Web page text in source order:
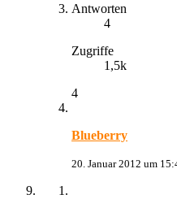
Antworten
4
Zugriffe
1,5k
4
Blueberry
20. Januar 2012 um